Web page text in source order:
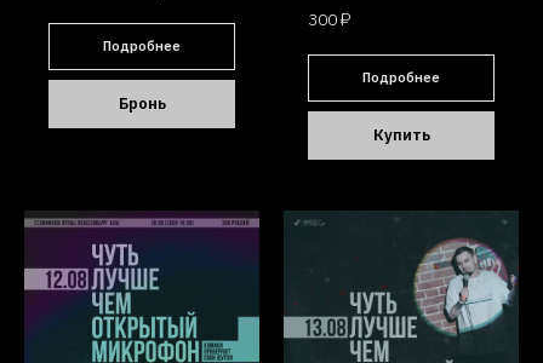
Подробнее
Бронь
300 ₽
Подробнее
Купить